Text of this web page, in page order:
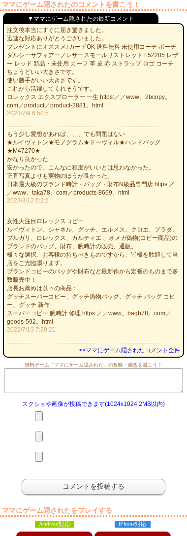
ママにゲーム隠されたのコメントを書こう！
▼ママにゲーム隠されたの最新コメント
注文後本当にすぐに届き驚きました。
迅速な対応ありがとうございました。
プレゼントにオススメ♪カードOK 送料無料 未使用コーチ ポーチ
ダルシーサフィアーノレザースモールリストレット F52205 レザ
ー レッド 新品・未使用 カーフ 革 皮 赤 ストラップ ロゴ コーチ
ちょうどいい大きさです。
使い勝手がいい大きさです。
これから活躍してくれそうです。
ロレックス エクスプローラー 一生 https:／／www。2bcopy。
com／product／product-2881。html
2023/7/9 6:50:5
もう少し愛想があれば、、、でも問題はない
★ルイヴィトン★モノグラム★ドーヴィル★ハンドバッグ
★M47270★
かなり良かった
安かったので、こんなに程度がいいとは思わなかった。
正直写真よりも実物のほうが良かった。
日本最大級のブランド時計・バッグ・財布N級品専門店 https:／
／www。taka78。com／products-8669。html
2023/3/12 6:2:5
女性大注目ロレックスコピー
ルイヴィトン、シャネル、グッチ、エルメス、クロエ、プラダ、
ブルガリ、ロレックス、カルティエ 、オメガ偽物(コピー商品)の
ブランドのバッグ、財布、腕時計の販売、通販。
様々な選択、お客様の持ちべきものですから、皆様を歓迎して当
店をご光臨賜ります。
ブランドコピーのバッグや財布など最新作から定番のものまで多
数販売中！
店長お薦めは以下の商品：
グッチスーパーコピー、グッチ偽物バッグ、グッチ バッグ コピ
ー、グッチ 新作
スーパーコピー 腕時計 修理 https:／／www。bagb78。com／
goods-592。html
2022/7/13 7:29:21
>>ママにゲーム隠されたコメント全件
無料ゲーム「ママにゲーム隠された」の攻略・感想を書こう！
スクショや画像が投稿できます(1024x1024 2MB以内)
ママにゲーム隠されたをプレイする
Android対応 iPhone対応